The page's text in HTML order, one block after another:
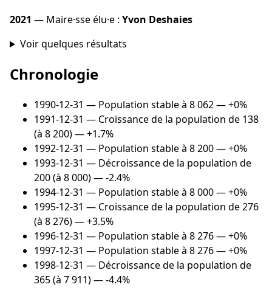
2021 — Maire·sse élu·e : Yvon Deshaies
Voir quelques résultats
Chronologie
1990-12-31 — Population stable à 8 062 — +0%
1991-12-31 — Croissance de la population de 138
(à 8 200) — +1.7%
1992-12-31 — Population stable à 8 200 — +0%
1993-12-31 — Décroissance de la population de
200 (à 8 000) — -2.4%
1994-12-31 — Population stable à 8 000 — +0%
1995-12-31 — Croissance de la population de 276
(à 8 276) — +3.5%
1996-12-31 — Population stable à 8 276 — +0%
1997-12-31 — Population stable à 8 276 — +0%
1998-12-31 — Décroissance de la population de
365 (à 7 911) — -4.4%